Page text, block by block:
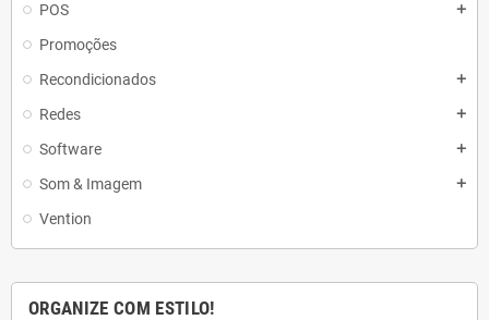
POS
add
Promoções
Recondicionados
add
Redes add
Software add
Som & Imagem add
Vention
ORGANIZE COM ESTILO!